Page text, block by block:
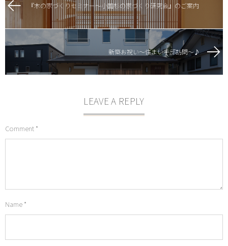
『木の家づくりセミナー～小国杉の家づくり研究会』のご案内
新築お祝い～住まい手邸訪問～♪
LEAVE A REPLY
Comment *
Name *